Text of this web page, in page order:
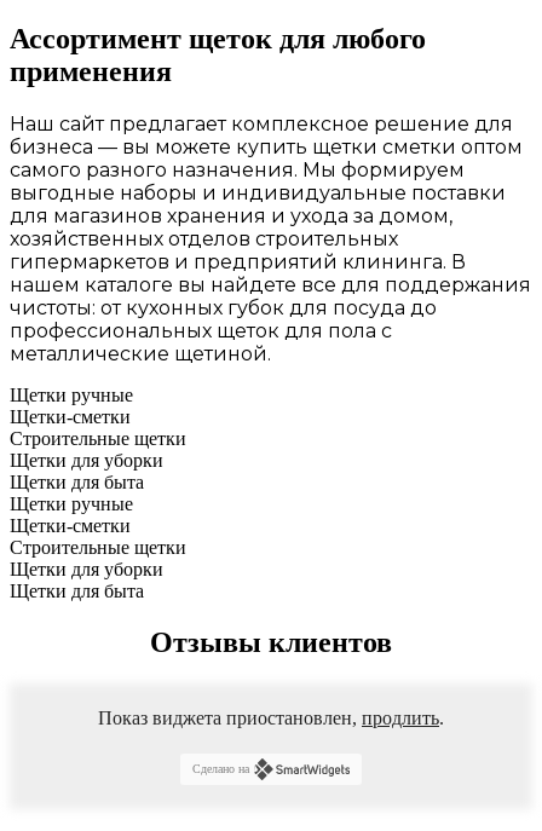
Ассортимент щеток для любого
применения
Наш сайт предлагает комплексное решение для
бизнеса — вы можете купить щетки сметки оптом
самого разного назначения. Мы формируем
выгодные наборы и индивидуальные поставки
для магазинов хранения и ухода за домом,
хозяйственных отделов строительных
гипермаркетов и предприятий клининга. В
нашем каталоге вы найдете все для поддержания
чистоты: от кухонных губок для посуда до
профессиональных щеток для пола с
металлические щетиной.
Щетки ручные
Щетки-сметки
Строительные щетки
Щетки для уборки
Щетки для быта
Щетки ручные
Щетки-сметки
Строительные щетки
Щетки для уборки
Щетки для быта
Отзывы клиентов
Показ виджета приостановлен, продлить.
Сделано на